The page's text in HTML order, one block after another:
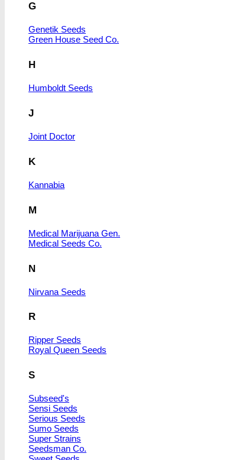
G
Genetik Seeds
Green House Seed Co.
H
Humboldt Seeds
J
Joint Doctor
K
Kannabia
M
Medical Marijuana Gen.
Medical Seeds Co.
N
Nirvana Seeds
R
Ripper Seeds
Royal Queen Seeds
S
Subseed's
Sensi Seeds
Serious Seeds
Sumo Seeds
Super Strains
Seedsman Co.